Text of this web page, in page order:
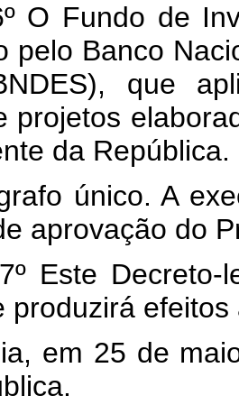
de
pelo Banco
que
projetos
da República.
único. A
aprovação do
Este
produzirá
25 de maio